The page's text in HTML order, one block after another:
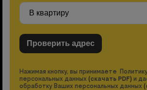
Нажимая кнопку, вы принимаете
персональных данных (скачать PDF) и
обработку Ваших персональных данных (